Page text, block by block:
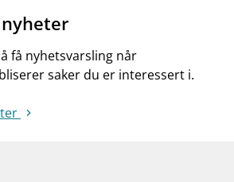
få nyhetsvarsling når
saker du er interessert i.